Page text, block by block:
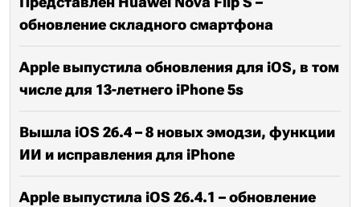
обновление складного смартфона
Apple выпустила обновления для iOS, в том
числе для 13-летнего iPhone 5s
Вышла iOS 26.4 – 8 новых эмодзи, функции
ИИ и исправления для iPhone
Apple выпустила iOS 26.4.1 – обновление